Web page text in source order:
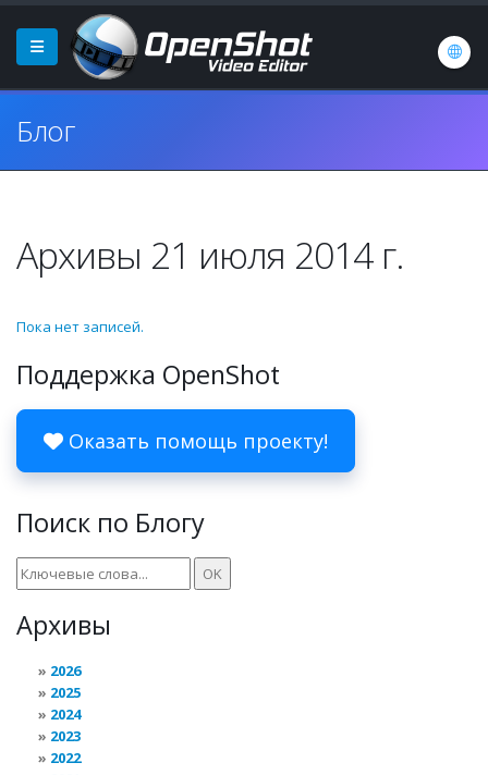
Блог
Архивы 21 июля 2014 г.
Пока нет записей.
Поддержка OpenShot
Оказать помощь проекту!
Поиск по Блогу
Архивы
2026
2025
2024
2023
2022